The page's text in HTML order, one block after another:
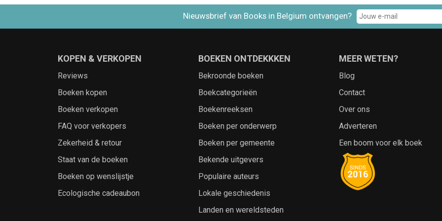
Nieuwsbrief van Books in Belgium ontvangen?
KOPEN & VERKOPEN
Reviews
Boeken kopen
Boeken verkopen
FAQ voor verkopers
Zekerheid & retour
Staat van de boeken
Boeken op wenslijstje
Ecologische cadeaubon
BOEKEN ONTDEKKKEN
Bekroonde boeken
Boekcategorieën
Boekenreeksen
Boeken per onderwerp
Boeken per gemeente
Bekende uitgevers
Populaire auteurs
Lokale geschiedenis
Landen en wereldsteden
MEER WETEN?
Blog
Contact
Over ons
Adverteren
Een boom voor elk boek